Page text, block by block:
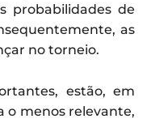
probabilidades de
as
no torneio.
estão, em
o menos relevante,